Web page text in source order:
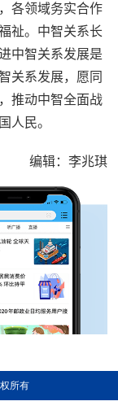
各领域务实合作
祉。中智关系长
中智关系发展是
关系发展，愿同
推动中智全面战
人民。
编辑：李兆琪